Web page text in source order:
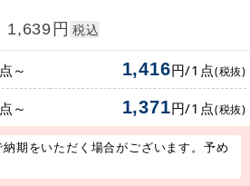
1,639円 税込
点～ 1,416円/1点(税抜)
点～ 1,371円/1点(税抜)
期をいただく場合がございます。予め